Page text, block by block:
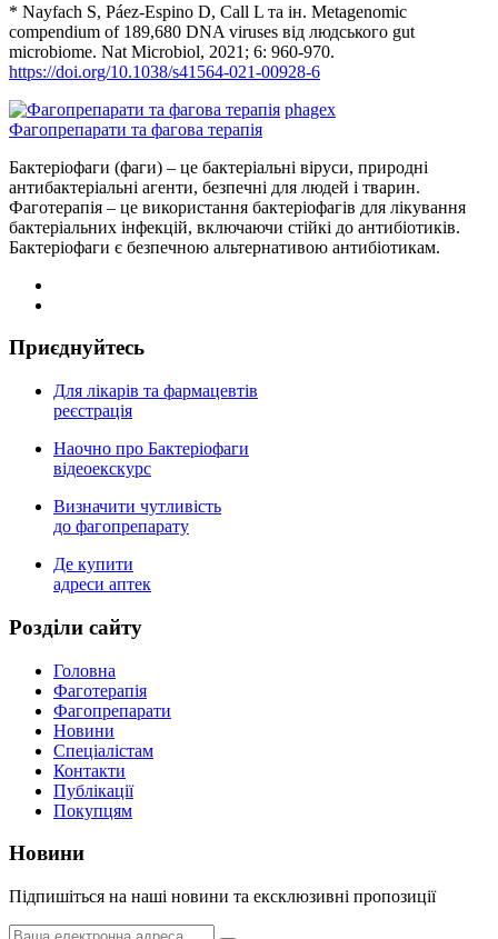
* Nayfach S, Páez-Espino D, Call L та ін. Metagenomic
compendium of 189,680 DNA viruses від людського gut
microbiome. Nat Microbiol, 2021; 6: 960-970.
https://doi.org/10.1038/s41564-021-00928-6
phagex
Фагопрепарати та фагова терапія
Бактеріофаги (фаги) – це бактеріальні віруси, природні
антибактеріальні агенти, безпечні для людей і тварин.
Фаготерапія – це використання бактеріофагів для лікування
бактеріальних інфекцій, включаючи стійкі до антибіотиків.
Бактеріофаги є безпечною альтернативою антибіотикам.
Приєднуйтесь
Для лікарів та фармацевтів
реєстрація
Наочно про Бактеріофаги
відеоекскурс
Визначити чутливість
до фагопрепарату
Де купити
адреси аптек
Роздiли сайту
Головна
Фаготерапія
Фагопрепарати
Новини
Спеціалістам
Контакти
Публікації
Покупцям
Новини
Пiдпишiться на нашi новини та ексклюзивні пропозиції